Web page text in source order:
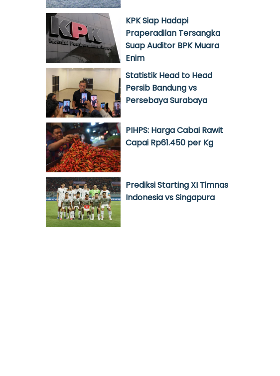
KPK Siap Hadapi
Praperadilan Tersangka
Suap Auditor BPK Muara
Enim
Statistik Head to Head
Persib Bandung vs
Persebaya Surabaya
PIHPS: Harga Cabai Rawit
Capai Rp61.450 per Kg
Prediksi Starting XI Timnas
Indonesia vs Singapura